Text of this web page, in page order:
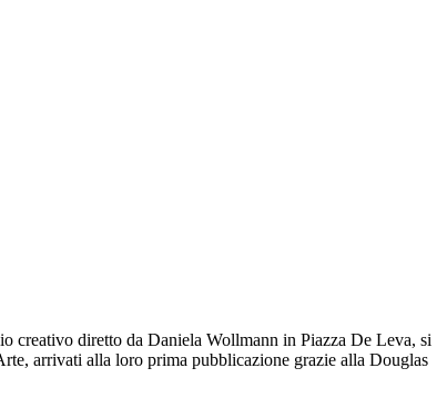
creativo diretto da Daniela Wollmann in Piazza De Leva, si
arrivati alla loro prima pubblicazione grazie alla Douglas